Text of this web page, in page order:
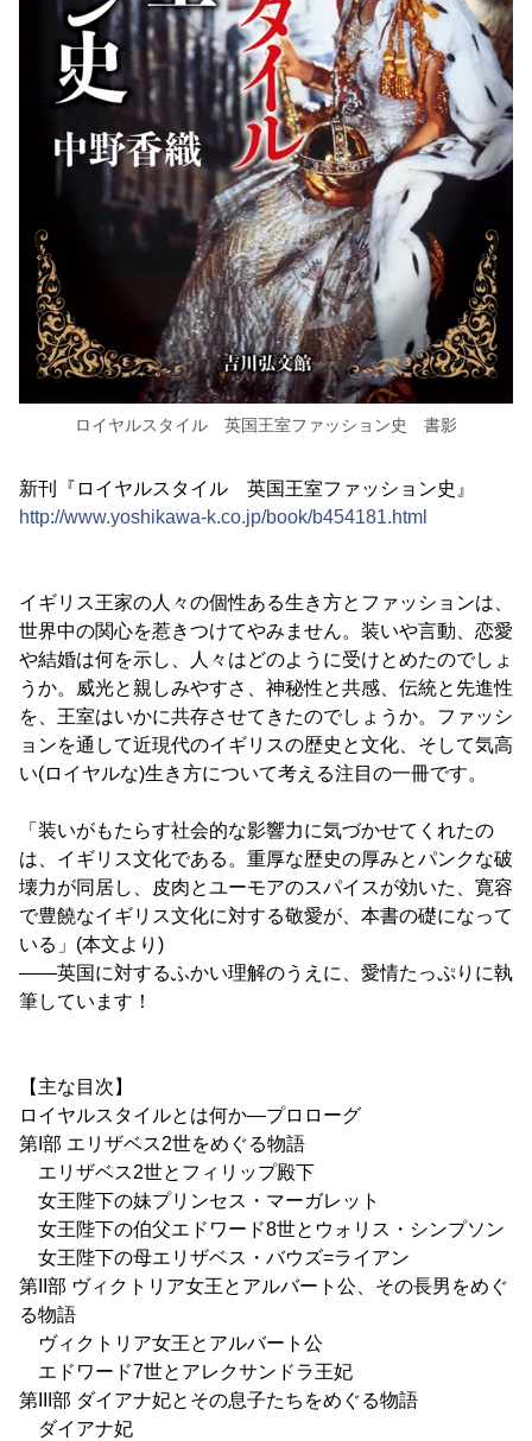
ロイヤルスタイル 英国王室ファッション史 書影
新刊『ロイヤルスタイル 英国王室ファッション史』
http://www.yoshikawa-k.co.jp/book/b454181.html
イギリス王家の人々の個性ある生き方とファッションは、
世界中の関心を惹きつけてやみません。装いや言動、恋愛
や結婚は何を示し、人々はどのように受けとめたのでしょ
うか。威光と親しみやすさ、神秘性と共感、伝統と先進性
を、王室はいかに共存させてきたのでしょうか。ファッシ
ョンを通して近現代のイギリスの歴史と文化、そして気高
い(ロイヤルな)生き方について考える注目の一冊です。
「装いがもたらす社会的な影響力に気づかせてくれたの
は、イギリス文化である。重厚な歴史の厚みとパンクな破
壊力が同居し、皮肉とユーモアのスパイスが効いた、寛容
で豊饒なイギリス文化に対する敬愛が、本書の礎になって
いる」(本文より)
――英国に対するふかい理解のうえに、愛情たっぷりに執
筆しています！
【主な目次】
ロイヤルスタイルとは何か―プロローグ
第I部 エリザベス2世をめぐる物語
エリザベス2世とフィリップ殿下
女王陛下の妹プリンセス・マーガレット
女王陛下の伯父エドワード8世とウォリス・シンプソン
女王陛下の母エリザベス・バウズ=ライアン
第II部 ヴィクトリア女王とアルバート公、その長男をめぐ
る物語
ヴィクトリア女王とアルバート公
エドワード7世とアレクサンドラ王妃
第III部 ダイアナ妃とその息子たちをめぐる物語
ダイアナ妃